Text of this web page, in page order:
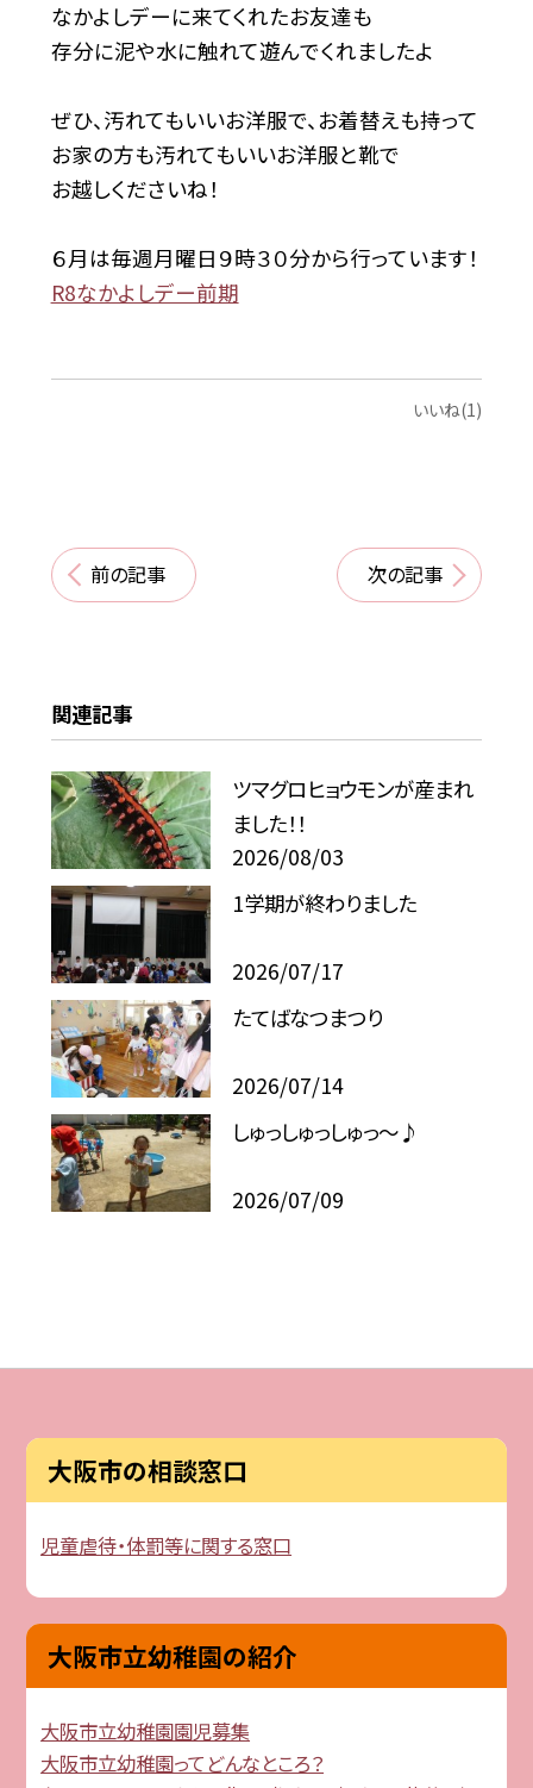
なかよしデーに来てくれたお友達も
存分に泥や水に触れて遊んでくれましたよ
ぜひ、汚れてもいいお洋服で、お着替えも持って
お家の方も汚れてもいいお洋服と靴で
お越しくださいね！
６月は毎週月曜日９時３０分から行っています！
R8なかよしデー前期
いいね(1)
前の記事 次の記事
関連記事
ツマグロヒョウモンが産まれ
ました！！
2026/08/03
1学期が終わりました
2026/07/17
たてばなつまつり
2026/07/14
しゅっしゅっしゅっ～♪
2026/07/09
大阪市の相談窓口
児童虐待・体罰等に関する窓口
大阪市立幼稚園の紹介
大阪市立幼稚園園児募集
大阪市立幼稚園ってどんなところ？